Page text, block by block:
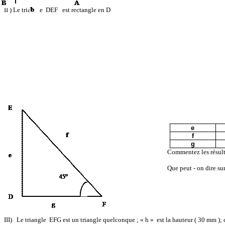
II ) Le triangle DEF est rectangle en D
e
f
g
Commentez les
Que peut -on dire
III) Le triangle EFG est un triangle quelconque ; « h » est la hauteur ( 30 mm );